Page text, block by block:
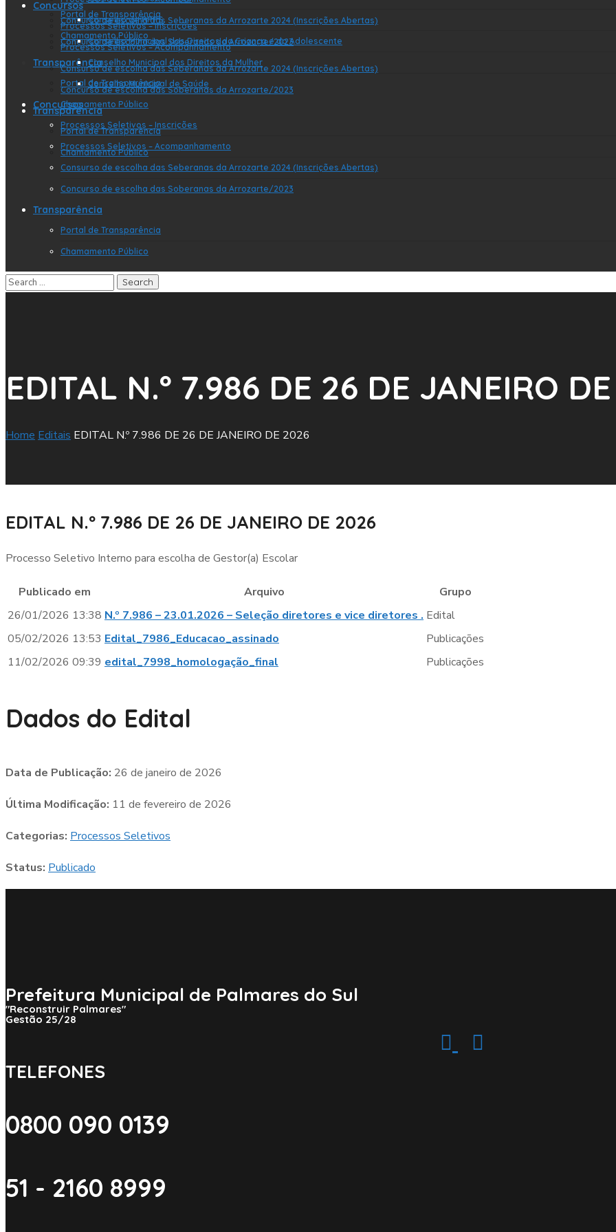
Portal de Transparência
Chamamento Público
Consurso de escolha das Seberanas da Arrozarte 2024 (Inscrições Abertas)
Concurso de escolha das Soberanas da Arrozarte/2023
Transparência
Portal de Transparência
Chamamento Público
Concursos
Processos Seletivos – Inscrições
Processos Seletivos – Acompanhamento
Consurso de escolha das Seberanas da Arrozarte 2024 (Inscrições Abertas)
Concurso de escolha das Soberanas da Arrozarte/2023
Transparência
Portal de Transparência
Chamamento Público
Conselho de RPPS
Conselho Municipal dos Direitos da Criança e do Adolescente
Conselho Municipal dos Direitos da Mulher
Conselho Municipal de Saúde
Concursos
Processos Seletivos – Inscrições
Processos Seletivos – Acompanhamento
Consurso de escolha das Seberanas da Arrozarte 2024 (Inscrições Abertas)
Concurso de escolha das Soberanas da Arrozarte/2023
Transparência
Portal de Transparência
Chamamento Público
EDITAL N.º 7.986 DE 26 DE JANEIRO
Home Editais EDITAL N.º 7.986 DE 26 DE JANEIRO DE 2026
EDITAL N.º 7.986 DE 26 DE JANEIRO DE 2026
Processo Seletivo Interno para escolha de Gestor(a) Escolar
Publicado em Arquivo
Grupo
26/01/2026 13:38 N.º 7.986 – 23.01.2026 – Seleção diretores e vice diretores . Edital
05/02/2026 13:53 Edital_7986_Educacao_assinado
Publicações
11/02/2026 09:39 edital_7998_homologação_final Publicações
Dados do Edital
Data de Publicação: 26 de janeiro de 2026
Última Modificação: 11 de fevereiro de 2026
Categorias: Processos Seletivos
Status: Publicado
Prefeitura Municipal de Palmares do Sul
"Reconstruir Palmares"
Gestão 25/28
TELEFONES
0800 090 0139
51 - 2160 8999